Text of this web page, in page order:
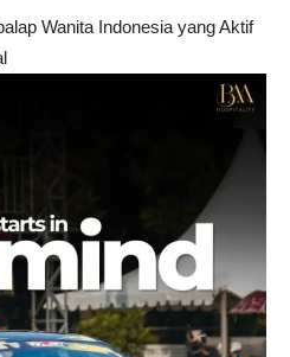
Wanita Indonesia yang Aktif